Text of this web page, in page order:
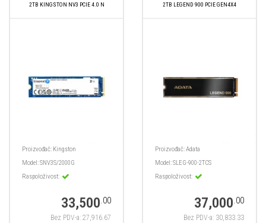
2TB KINGSTON NV3 PCIE 4.0 N
Proizvođač: Kingston
Model:SNV3S/2000G
Raspoloživost:
33,500.00
Bez PDV-a: 27,916.67
2TB LEGEND 900 PCIE GEN4X4
Proizvođač:Adata
Model:SLEG-900-2TCS
Raspoloživost:
37,000.00
Bez PDV-a: 30,833.33